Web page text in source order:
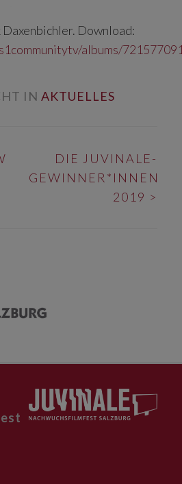
Daxenbichler. Download:
albums/
IN AKTUELLES
DIE JUVINALE-
GEWINNER*INNEN
2019 >